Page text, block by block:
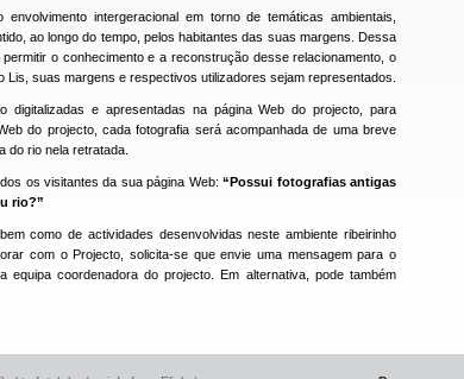
intergeracional em torno de temáticas ambientais,
ao longo do tempo, pelos habitantes das suas margens. Dessa
o conhecimento e a reconstrução desse relacionamento, o
suas margens e respectivos utilizadores sejam representados.
digitalizadas e apresentadas na página Web do projecto, para
do projecto, cada fotografia será acompanhada de uma breve
do rio nela retratada.
os visitantes da sua página Web:“Possui fotografias antigas
rio?”
como de actividades desenvolvidas neste ambiente ribeirinho
com o Projecto, solicita-se que envie uma mensagem para o
equipa coordenadora do projecto. Em alternativa, pode também